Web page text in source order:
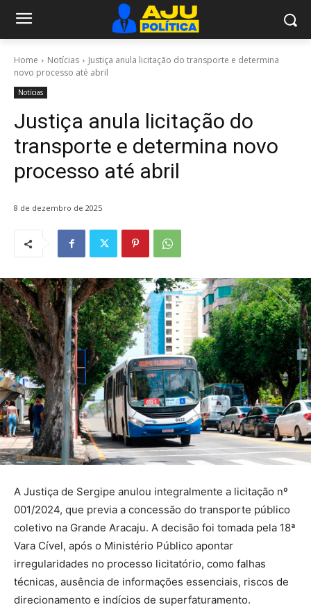
Home Notícias
Justiça anula licitação do transporte e determina
novo processo até abril
Notícias
Justiça anula licitação do
transporte e determina novo
processo até abril
8 de dezembro de 2025
A Justiça de Sergipe anulou integralmente a licitação nº
001/2024, que previa a concessão do transporte público
coletivo na Grande Aracaju. A decisão foi tomada pela 18ª
Vara Cível, após o Ministério Público apontar
irregularidades no processo licitatório, como falhas
técnicas, ausência de informações essenciais, riscos de
direcionamento e indícios de superfaturamento.